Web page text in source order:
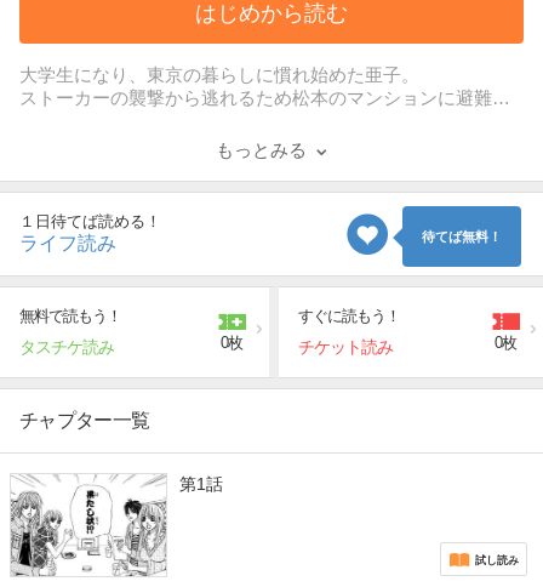
はじめから読む
大学生になり、東京の暮らしに慣れ始めた亜子。
ストーカーの襲撃から逃れるため松本のマンションに避難す
その夜、裸エプロンでうろつくなど無防備な姿に注意する松
だが亜子は松本を「男」として見ていない。
もっとみる
１日待てば読める！
ライフ読み 待てば無料！
無料で読もう！
タスチケ読み 0枚
すぐに読もう！
チケット読み 0枚
チャプター一覧
第1話
試し読み